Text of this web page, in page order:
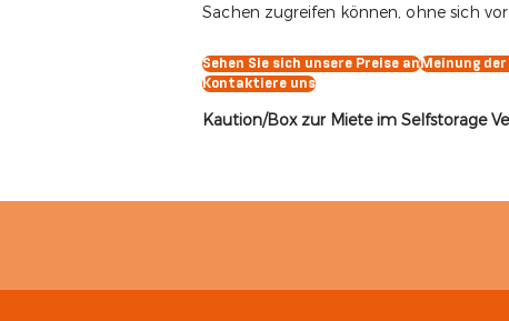
Sachen zugreifen können, ohne sich
Sehen Sie sich unsere Preise anMeinung der
Kontaktiere uns
Kaution/Box zur Miete im Selfstorage